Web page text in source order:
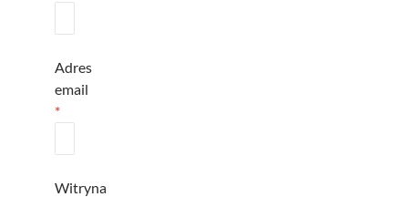
Adres
email
*
Witryna